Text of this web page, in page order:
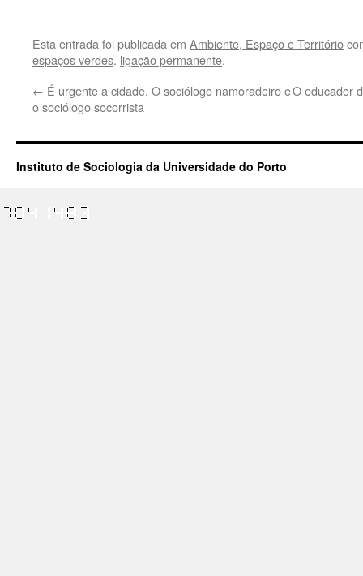
Esta entrada foi publicada em Ambiente, Espaço e Território
espaços verdes. ligação permanente.
← É urgente a cidade. O sociólogo namoradeiro e
o sociólogo socorrista
O educador
Instituto de Sociologia da Universidade do Porto